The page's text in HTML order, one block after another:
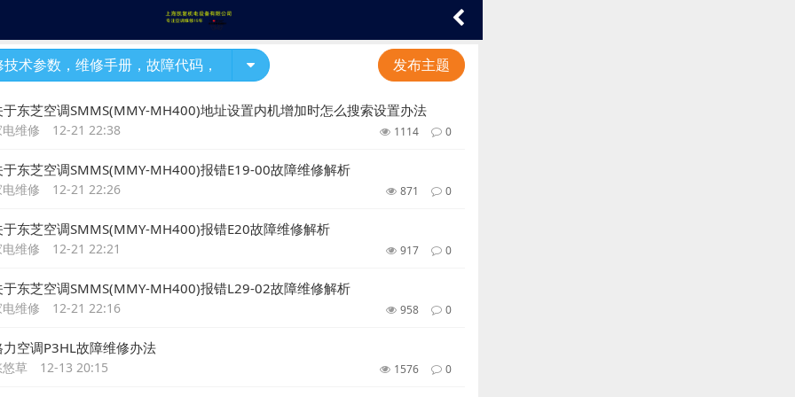
术参数，维修手册，故障代码， 发布主题
于东芝空调SMMS(MMY-MH400)地址设置内机增加时怎么搜索设置办法
维修 12-21 22:38 1114 0
于东芝空调SMMS(MMY-MH400)报错E19-00故障维修解析
维修 12-21 22:26 871 0
于东芝空调SMMS(MMY-MH400)报错E20故障维修解析
维修 12-21 22:21 917 0
于东芝空调SMMS(MMY-MH400)报错L29-02故障维修解析
维修 12-21 22:16 958 0
力空调P3HL故障维修办法
草 12-13 20:15 1576 0